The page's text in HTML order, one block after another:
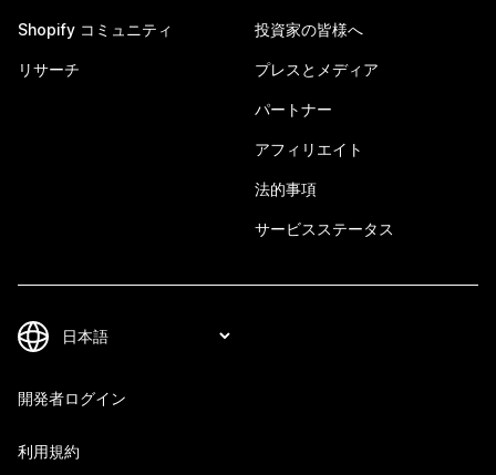
Shopify コミュニティ
リサーチ
投資家の皆様へ
プレスとメディア
パートナー
アフィリエイト
法的事項
サービスステータス
開発者ログイン
利用規約